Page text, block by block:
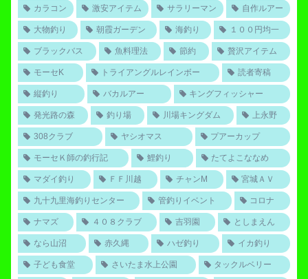
カラコン 激安アイテム サラリーマン 自作ルアー
大物釣り 朝霞ガーデン 海釣り １００円均一
ブラックバス 魚料理法 節約 贅沢アイテム
モーセK トライアングルレインボー 読者寄稿
縦釣り バカルアー キングフィッシャー
発光路の森 釣り場 川場キングダム 上永野
308クラブ ヤシオマス プアーカップ
モーセＫ師の釣行記 鯉釣り たてよこななめ
マダイ釣り ＦＦ川越 チャンM 宮城ＡＶ
九十九里海釣りセンター 管釣りイベント コロナ
ナマズ ４０８クラブ 吉羽園 としまえん
なら山沼 赤久縄 ハゼ釣り イカ釣り
子ども食堂 さいたま水上公園 タックルベリー